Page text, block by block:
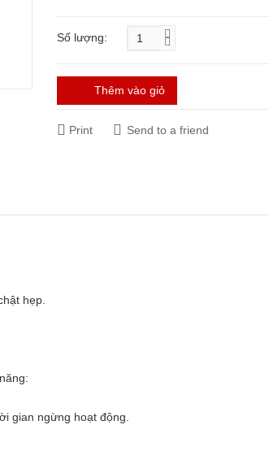
Số lượng:
Thêm vào giỏ
Print Send to a friend
hẹp.
gian ngừng hoạt động.